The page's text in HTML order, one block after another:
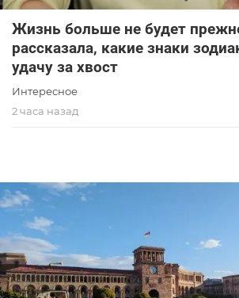
Жизнь больше не будет
рассказала, какие знаки
удачу за хвост
Интересное
2 часа назад